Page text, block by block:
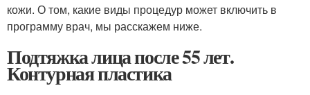
кожи. О том, какие виды процедур может включить в
программу врач, мы расскажем ниже.
Подтяжка лица после 55 лет.
Контурная пластика